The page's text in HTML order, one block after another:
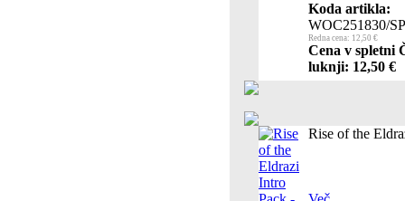
Koda artikla:
WOC251830/
Redna cena: 12,50 €
Cena v spletni
luknji: 12,50 €
Rise of the